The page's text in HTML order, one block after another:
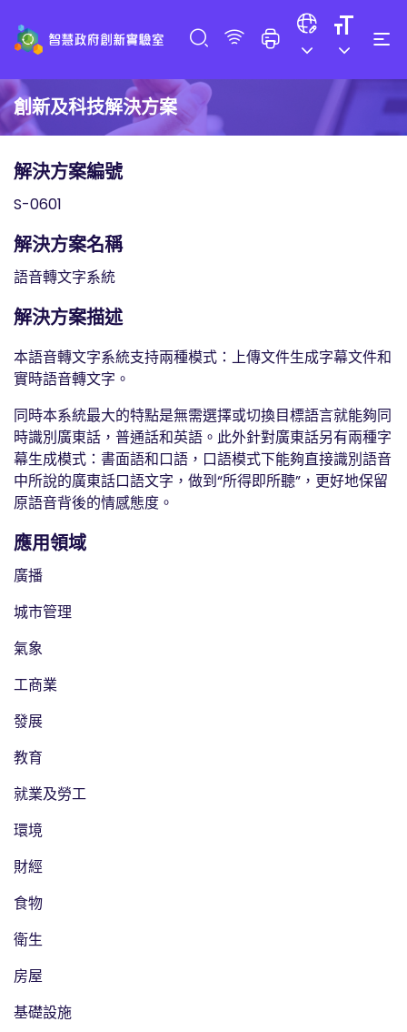
創新及科技解決方案
解決方案編號
S-0601
解決方案名稱
語音轉文字系統
解決方案描述
本語音轉文字系統支持兩種模式：上傳文件生成字幕文件和
實時語音轉文字。
同時本系統最大的特點是無需選擇或切換目標語言就能夠同
時識別廣東話，普通話和英語。此外針對廣東話另有兩種字
幕生成模式：書面語和口語，口語模式下能夠直接識別語音
中所說的廣東話口語文字，做到“所得即所聽”，更好地保留
原語音背後的情感態度。
應用領域
廣播
城市管理
氣象
工商業
發展
教育
就業及勞工
環境
財經
食物
衛生
房屋
基礎設施